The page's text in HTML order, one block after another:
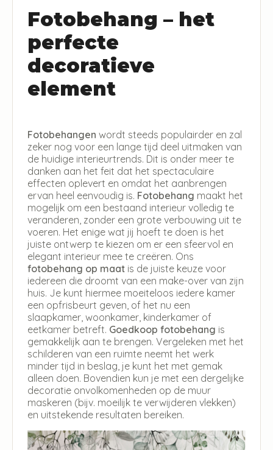
Fotobehang – het
perfecte
decoratieve
element
Fotobehangen wordt steeds populairder en zal
zeker nog voor een lange tijd deel uitmaken van
de huidige interieurtrends. Dit is onder meer te
danken aan het feit dat het spectaculaire
effecten oplevert en omdat het aanbrengen
ervan heel eenvoudig is. Fotobehang maakt het
mogelijk om een bestaand interieur volledig te
veranderen, zonder een grote verbouwing uit te
voeren. Het enige wat jij hoeft te doen is het
juiste ontwerp te kiezen om er een sfeervol en
elegant interieur mee te creëren. Ons
fotobehang op maat is de juiste keuze voor
iedereen die droomt van een make-over van zijn
huis. Je kunt hiermee moeiteloos iedere kamer
een opfrisbeurt geven, of het nu een
slaapkamer, woonkamer, kinderkamer of
eetkamer betreft. Goedkoop fotobehang is
gemakkelijk aan te brengen. Vergeleken met het
schilderen van een ruimte neemt het werk
minder tijd in beslag, je kunt het met gemak
alleen doen. Bovendien kun je met een dergelijke
decoratie onvolkomenheden op de muur
maskeren (bijv. moeilijk te verwijderen vlekken)
en uitstekende resultaten bereiken.